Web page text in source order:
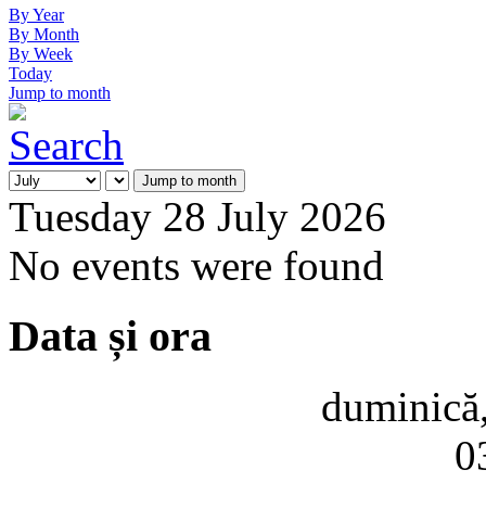
By Year
By Month
By Week
Today
Jump to month
Jump to month
Tuesday 28 July 2026
No events were found
Data și ora